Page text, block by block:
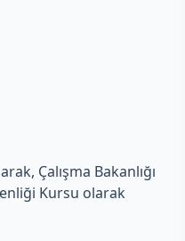
Çalışma Bakanlığı
Kursu olarak